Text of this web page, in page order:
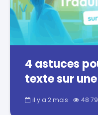
4 astuces
texte sur
il y a 2 mois 48